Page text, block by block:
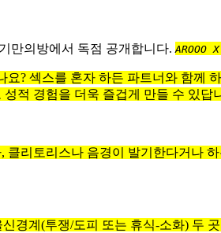
만의방에서 독점 공개합니다. AROOO
? 섹스를 혼자 하든 파트너와 함께
적 경험을 더욱 즐겁게 만들 수 있답
리토리스나 음경이 발기한다거나
경계(투쟁/도피 또는 휴식-소화) 두